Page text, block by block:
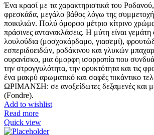
Ένα κρασί με τα χαρακτηριστικά του
φρεσκάδα, μεγάλο βάθος λόγω της
ποικιλιών. Πολύ όμορφο μέτριο κίτρινο
πράσινες αντανακλάσεις. Η μύτη είναι
λουλούδια (μοσχοκάρδαμο, γιασεμί),
εσπεριδοειδών, ροδάκινου και γλυκών
ουρανίσκο, μια όμορφη ισορροπία που
την στρογγυλότητα, την ορυκτότητα και τις
ένα μακρύ αρωματικό και σαφές πικάντικο
ΩΡΙΜΑΝΣΗ: σε ανοξείδωτες δεξαμενές και
(Fondre).
Add to wishlist
Read more
Quick view